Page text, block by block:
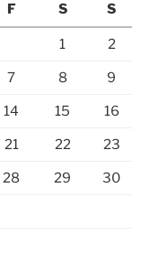
F S S
1 2
7 8 9
14 15 16
21 22 23
28 29 30